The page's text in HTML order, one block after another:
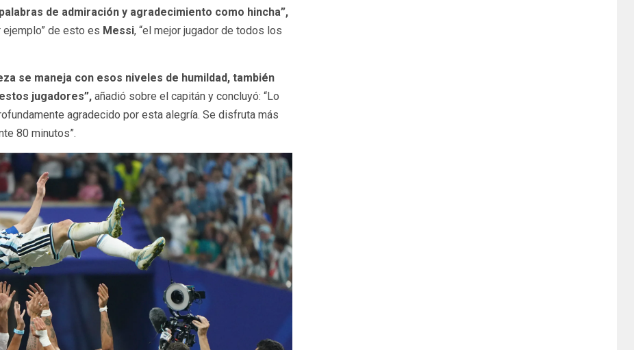
de admiración y agradecimiento como hincha”,
de esto es Messi, “el mejor jugador de todos los
se maneja con esos niveles de humildad, también
jugadores”, añadió sobre el capitán y concluyó: “Lo
agradecido por esta alegría. Se disfruta más
80 minutos”.